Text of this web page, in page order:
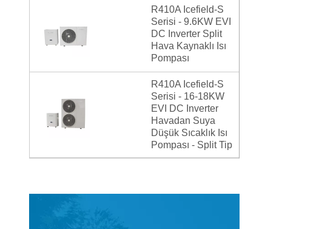
R410A Icefield-S
Serisi - 9.6KW EVI
DC Inverter Split
Hava Kaynaklı Isı
Pompası
R410A Icefield-S
Serisi - 16-18KW
EVI DC Inverter
Havadan Suya
Düşük Sıcaklık Isı
Pompası - Split Tip